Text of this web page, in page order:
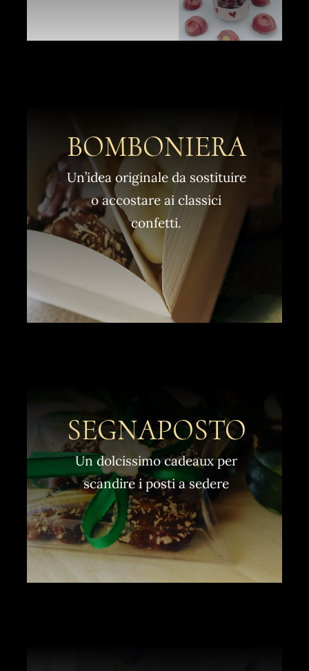
BOMBONIERA
Un’idea originale da sostituire
o accostare ai classici
confetti.
SEGNAPOSTO
Un dolcissimo cadeaux per
scandire i posti a sedere